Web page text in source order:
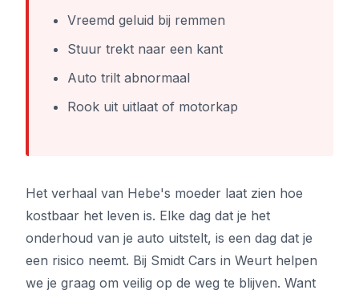
Vreemd geluid bij remmen
Stuur trekt naar een kant
Auto trilt abnormaal
Rook uit uitlaat of motorkap
Het verhaal van Hebe's moeder laat zien hoe
kostbaar het leven is. Elke dag dat je het
onderhoud van je auto uitstelt, is een dag dat je
een risico neemt. Bij Smidt Cars in Weurt helpen
we je graag om veilig op de weg te blijven. Want